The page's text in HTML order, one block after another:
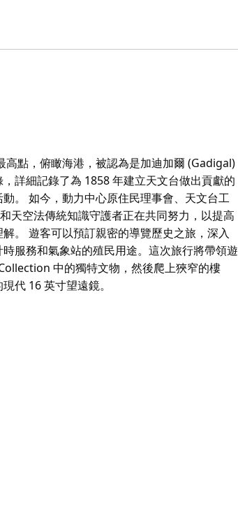
點，俯瞰海港，被認為是加迪加爾 (Gadigal)
詳細記錄了為 1858 年建立天文台做出貢獻的
。 如今，動力中心原住民理事會、天文台工
天空法傳統知識守護者正在共同努力，以提高
。 遊客可以預訂親密的導覽歷史之旅，深入
服務和氣象站的殖民用途。這次旅行將帶領遊
中的獨特文物，然後爬上狹窄的樓
代 16 英寸望遠鏡。
詳細記錄了為 1858 年建立天文台做出貢獻的
。
事，包括風車、防禦堡壘、信號站、計時服務
屋和天文台側翼，探索 Powerhouse